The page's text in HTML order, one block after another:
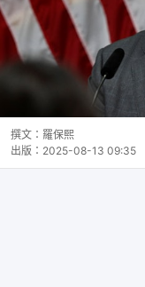
撰文： 羅保熙
出版： 2025-08-13 09:35